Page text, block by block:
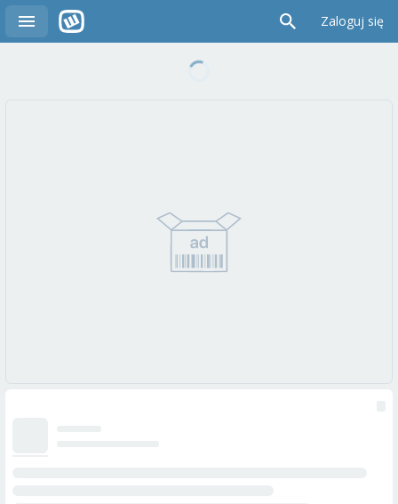
Zaloguj się